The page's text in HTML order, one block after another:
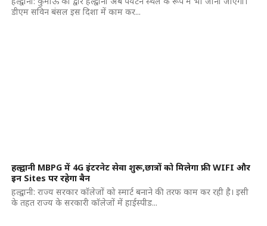
डीएम सविन बंसल इस दिशा में काम कर...
हल्द्वानी MBPG में 4G इंटरनेट सेवा शुरू,छात्रों को मिलेगा फ्री WIFI और
इन Sites पर रहेगा बैन
हल्द्वानी: राज्य सरकार कॉलेजों को स्मार्ट बनाने की तरफ काम कर रही है। इसी
के तहत राज्य के सरकारी कॉलेजों में हाईस्पीड...